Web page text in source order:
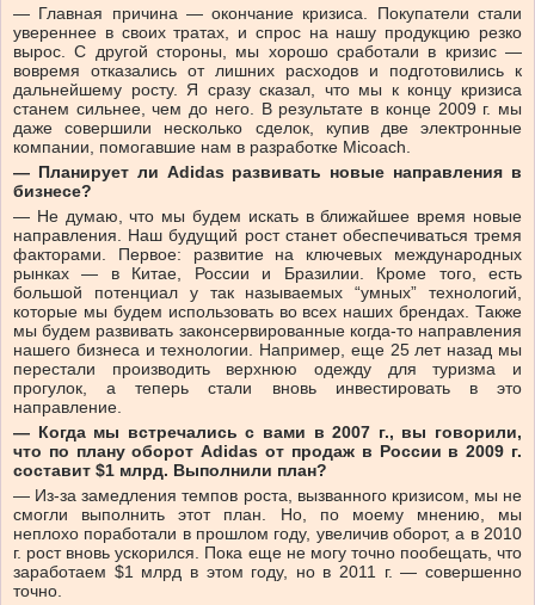
— Главная причина — окончание кризиса. Покупатели стали
увереннее в своих тратах, и спрос на нашу продукцию резко
вырос. С другой стороны, мы хорошо сработали в кризис —
вовремя отказались от лишних расходов и подготовились к
дальнейшему росту. Я сразу сказал, что мы к концу кризиса
станем сильнее, чем до него. В результате в конце 2009 г. мы
даже совершили несколько сделок, купив две электронные
компании, помогавшие нам в разработке Micoach.
— Планирует ли Adidas развивать новые направления в
бизнесе?
— Не думаю, что мы будем искать в ближайшее время новые
направления. Наш будущий рост станет обеспечиваться тремя
факторами. Первое: развитие на ключевых международных
рынках — в Китае, России и Бразилии. Кроме того, есть
большой потенциал у так называемых “умных” технологий,
которые мы будем использовать во всех наших брендах. Также
мы будем развивать законсервированные когда-то направления
нашего бизнеса и технологии. Например, еще 25 лет назад мы
перестали производить верхнюю одежду для туризма и
прогулок, а теперь стали вновь инвестировать в это
направление.
— Когда мы встречались с вами в 2007 г., вы говорили,
что по плану оборот Adidas от продаж в России в 2009 г.
составит $1 млрд. Выполнили план?
— Из-за замедления темпов роста, вызванного кризисом, мы не
смогли выполнить этот план. Но, по моему мнению, мы
неплохо поработали в прошлом году, увеличив оборот, а в 2010
г. рост вновь ускорился. Пока еще не могу точно пообещать, что
заработаем $1 млрд в этом году, но в 2011 г. — совершенно
точно.